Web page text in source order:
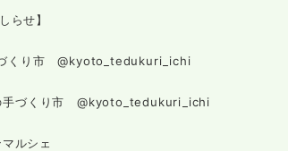
らせ】
くり市 @kyoto_tedukuri_ichi
手づくり市 @kyoto_tedukuri_ichi
マルシェ